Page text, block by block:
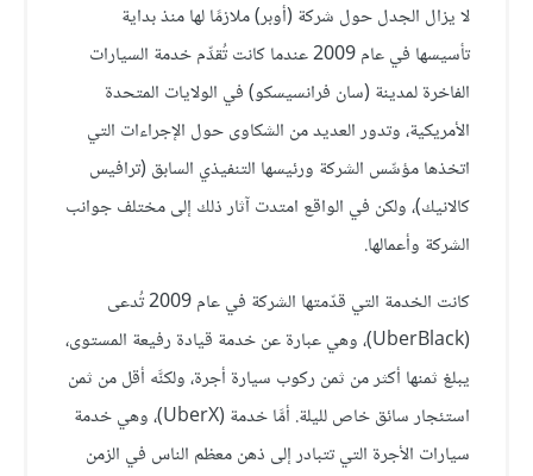
لا يزال الجدل حول شركة (أوبر) ملازمًا لها منذ بداية
تأسيسها في عام 2009 عندما كانت تُقدِّم خدمة السيارات
الفاخرة لمدينة (سان فرانسيسكو) في الولايات المتحدة
الأمريكية، وتدور العديد من الشكاوى حول الإجراءات التي
اتخذها مؤسِّس الشركة ورئيسها التنفيذي السابق (ترافيس
كالانيك)، ولكن في الواقع امتدت آثار ذلك إلى مختلف جوانب
الشركة وأعمالها.
كانت الخدمة التي قدّمتها الشركة في عام 2009 تُدعى
(UberBlack)، وهي عبارة عن خدمة قيادة رفيعة المستوى،
يبلغ ثمنها أكثر من ثمن ركوب سيارة أجرة، ولكنَّه أقل من ثمن
استئجار سائق خاص لليلة. أمَّا خدمة (UberX)، وهي خدمة
سيارات الأجرة التي تتبادر إلى ذهن معظم الناس في الزمن